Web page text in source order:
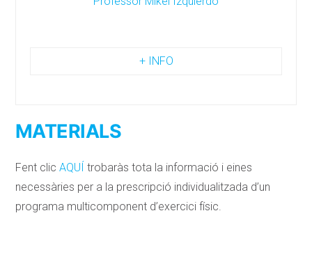
+ INFO
MATERIALS
Fent clic AQUÍ trobaràs tota la informació i eines
necessàries per a la prescripció individualitzada d’un
programa multicomponent d’exercici físic.